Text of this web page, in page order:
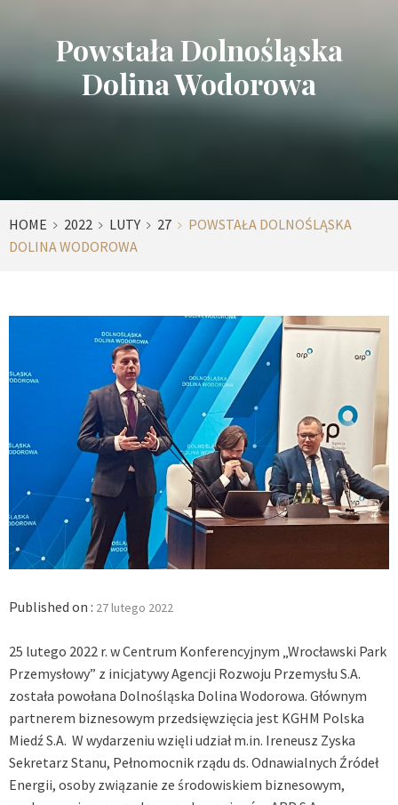
Powstała Dolnośląska
Dolina Wodorowa
HOME 2022 LUTY 27
POWSTAŁA DOLNOŚLĄSKA
DOLINA WODOROWA
Published on : 27 lutego 2022
25 lutego 2022 r. w Centrum Konferencyjnym „Wrocławski Park
Przemysłowy” z inicjatywy Agencji Rozwoju Przemysłu S.A.
została powołana Dolnośląska Dolina Wodorowa. Głównym
partnerem biznesowym przedsięwzięcia jest KGHM Polska
Miedź S.A. W wydarzeniu wzięli udział m.in. Ireneusz Zyska
Sekretarz Stanu, Pełnomocnik rządu ds. Odnawialnych Źródeł
Energii, osoby związanie ze środowiskiem biznesowym,